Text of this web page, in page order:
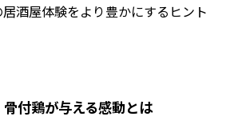
酒屋体験をより豊かにするヒント
付鶏が与える感動とは